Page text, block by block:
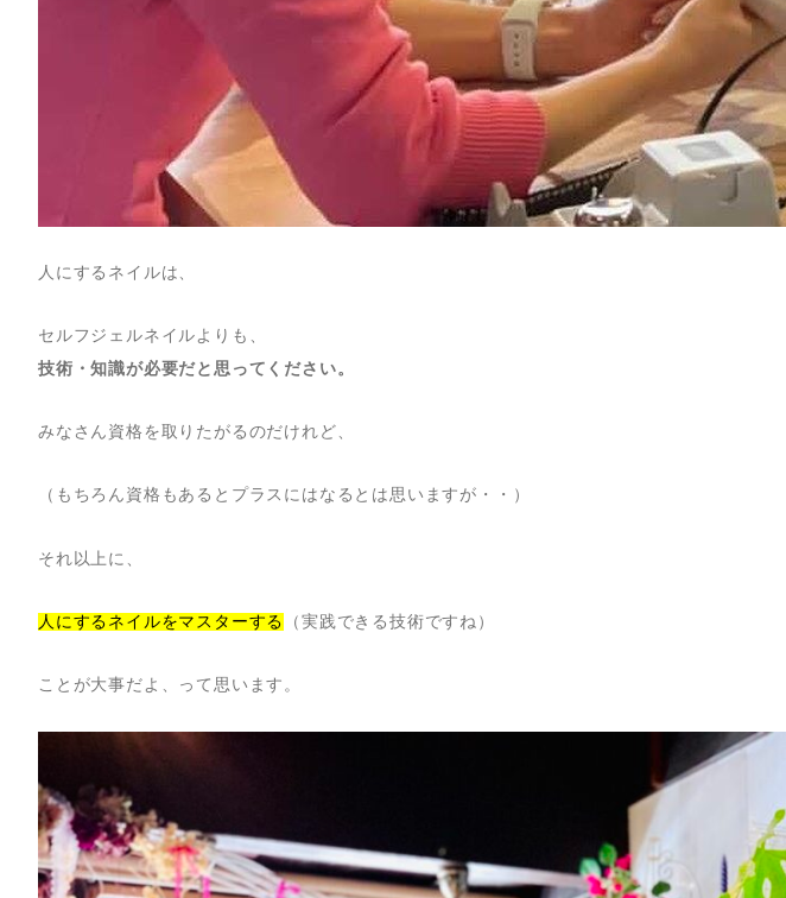
人にするネイルは、
セルフジェルネイルよりも、
技術・知識が必要だと思ってください。
みなさん資格を取りたがるのだけれど、
（もちろん資格もあるとプラスにはなるとは思いますが・・）
それ以上に、
人にするネイルをマスターする （実践できる技術ですね）
ことが大事だよ、って思います。